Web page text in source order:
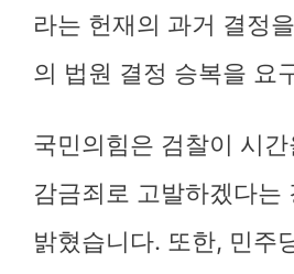
라는 헌재의 과거 결정
의 법원 결정 승복을 요
국민의힘은 검찰이 시
감금죄로 고발하겠다는
밝혔습니다. 또한, 민주